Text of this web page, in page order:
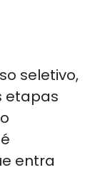
seletivo,
etapas
entra